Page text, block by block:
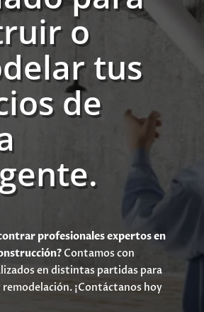
o
tus
de
profesionales expertos en
Contamos con
en distintas partidas para
¡Contáctanos hoy